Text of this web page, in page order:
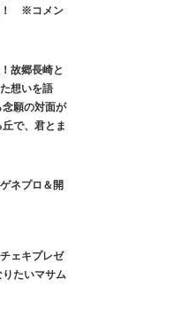
！ ※コメン
故郷長崎と
想いを語
願の対面が
で、君とま
ネプロ＆開
ェキプレゼ
たいマサム